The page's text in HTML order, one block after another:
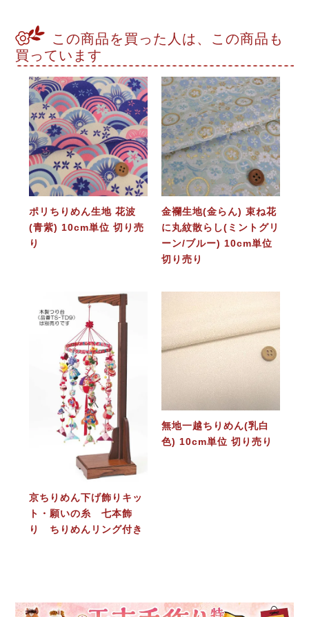
この商品を買った人は、この商品も
買っています
ポリちりめん生地 花波
(青紫) 10cm単位 切り売
り
金襴生地(金らん) 束ね花
に丸紋散らし(ミントグリ
ーン/ブルー) 10cm単位
切り売り
京ちりめん下げ飾りキッ
ト・願いの糸 七本飾
り ちりめんリング付き
無地一越ちりめん(乳白
色) 10cm単位 切り売り